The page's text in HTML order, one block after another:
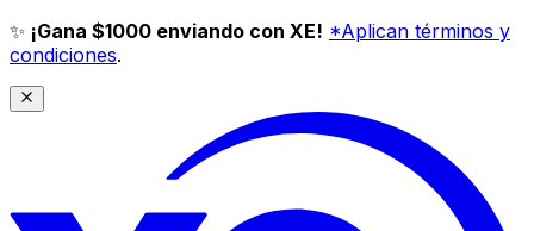
✨ ¡Gana $1000 enviando con XE! *Aplican términos y
condiciones.